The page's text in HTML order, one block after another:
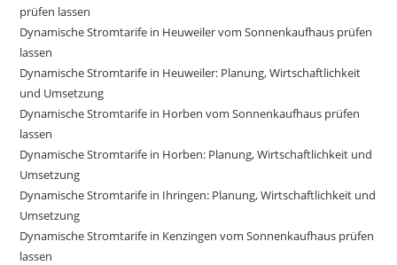
prüfen lassen
Dynamische Stromtarife in Heuweiler vom Sonnenkaufhaus prüfen
lassen
Dynamische Stromtarife in Heuweiler: Planung, Wirtschaftlichkeit
und Umsetzung
Dynamische Stromtarife in Horben vom Sonnenkaufhaus prüfen
lassen
Dynamische Stromtarife in Horben: Planung, Wirtschaftlichkeit und
Umsetzung
Dynamische Stromtarife in Ihringen: Planung, Wirtschaftlichkeit und
Umsetzung
Dynamische Stromtarife in Kenzingen vom Sonnenkaufhaus prüfen
lassen